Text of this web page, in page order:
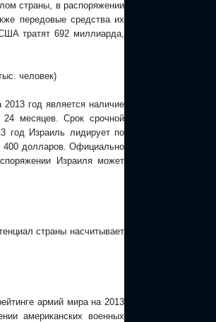
страны, в распоряжении
передовые средства их
тратят 692 миллиарда,
человек)
год является наличие
месяцев. Срок срочной
год Израиль лидирует по
400 долларов. Официально
Израиля может
страны насчитывает
армий мира на 2013
американских военных